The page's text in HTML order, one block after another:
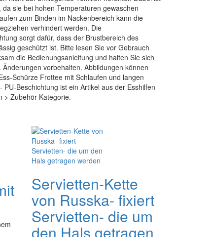
sie bei hohen Temperaturen gewaschen
zum Binden im Nackenbereich kann die
verhindert werden. Die
sorgt dafür, dass der Brustbereich des
geschützt ist. Bitte lesen Sie vor Gebrauch
die Bedienungsanleitung und halten Sie sich
vorbehalten. Abbildungen können
Schürze Frottee mit Schlaufen und langen
Beschichtung ist ein Artikel aus der Esshilfen
> Zubehör Kategorie.
Servietten-Kette
von Russka- fixiert
Servietten- die um
den Hals getragen